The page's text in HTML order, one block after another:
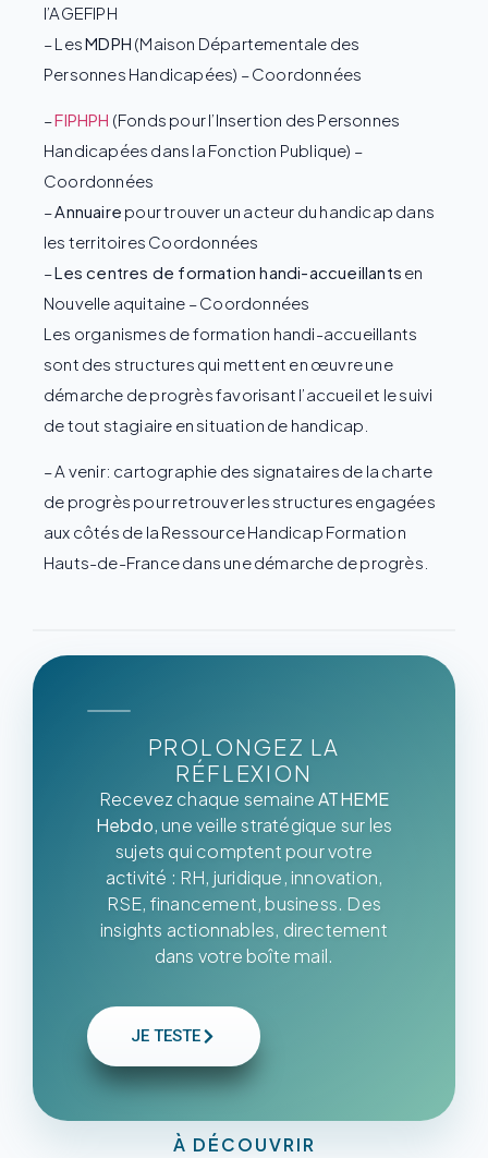
l’AGEFIPH
– LesMDPH (Maison Départementale des
Personnes Handicapées) – Coordonnées
–FIPHPH (Fonds pour l’Insertion des Personnes
Handicapées dans la Fonction Publique) –
Coordonnées
–Annuaire pour trouver un acteur du handicap dans
les territoires Coordonnées
–Les centres de formation handi-accueillants en
Nouvelle aquitaine – Coordonnées
Les organismes de formation handi-accueillants
sont des structures qui mettent en œuvre une
démarche de progrès favorisant l’accueil et le suivi
de tout stagiaire en situation de handicap.
– A venir: cartographie des signataires de la charte
de progrès pour retrouver les structures engagées
aux côtés de la Ressource Handicap Formation
Hauts-de-France dans une démarche de progrès.
PROLONGEZ LA
RÉFLEXION
Recevez chaque semaineATHEME
Hebdo, une veille stratégique sur les
sujets qui comptent pour votre
activité : RH, juridique, innovation,
RSE, financement, business. Des
insights actionnables, directement
dans votre boîte mail.
JE TESTE
À DÉCOUVRIR